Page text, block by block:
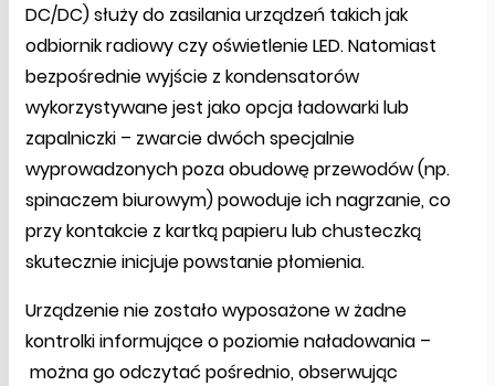
DC/DC) służy do zasilania urządzeń takich jak
odbiornik radiowy czy oświetlenie LED. Natomiast
bezpośrednie wyjście z kondensatorów
wykorzystywane jest jako opcja ładowarki lub
zapalniczki – zwarcie dwóch specjalnie
wyprowadzonych poza obudowę przewodów (np.
spinaczem biurowym) powoduje ich nagrzanie, co
przy kontakcie z kartką papieru lub chusteczką
skutecznie inicjuje powstanie płomienia.
Urządzenie nie zostało wyposażone w żadne
kontrolki informujące o poziomie naładowania –
można go odczytać pośrednio, obserwując